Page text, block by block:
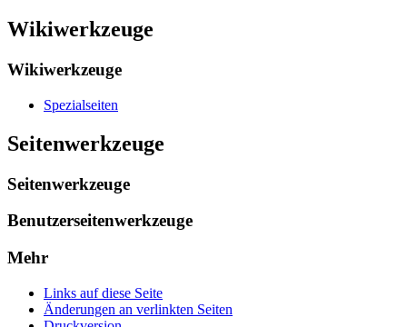
Wikiwerkzeuge
Wikiwerkzeuge
Spezialseiten
Seitenwerkzeuge
Seitenwerkzeuge
Benutzerseitenwerkzeuge
Mehr
Links auf diese Seite
Änderungen an verlinkten Seiten